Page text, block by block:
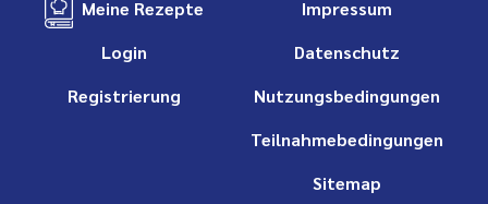
Meine Rezepte
Login
Registrierung
Impressum
Datenschutz
Nutzungsbedingungen
Teilnahmebedingungen
Sitemap